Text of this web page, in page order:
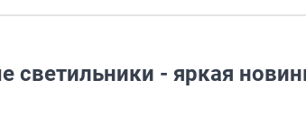
светильники - яркая